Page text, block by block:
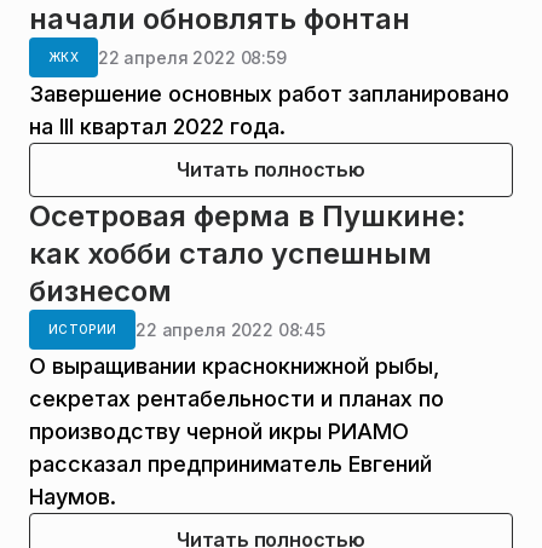
начали обновлять фонтан
ЖКХ 22 апреля 2022 08:59
Завершение основных работ запланировано
на III квартал 2022 года.
Читать полностью
Осетровая ферма в Пушкине:
как хобби стало успешным
бизнесом
ИСТОРИИ 22 апреля 2022 08:45
О выращивании краснокнижной рыбы,
секретах рентабельности и планах по
производству черной икры РИАМО
рассказал предприниматель Евгений
Наумов.
Читать полностью